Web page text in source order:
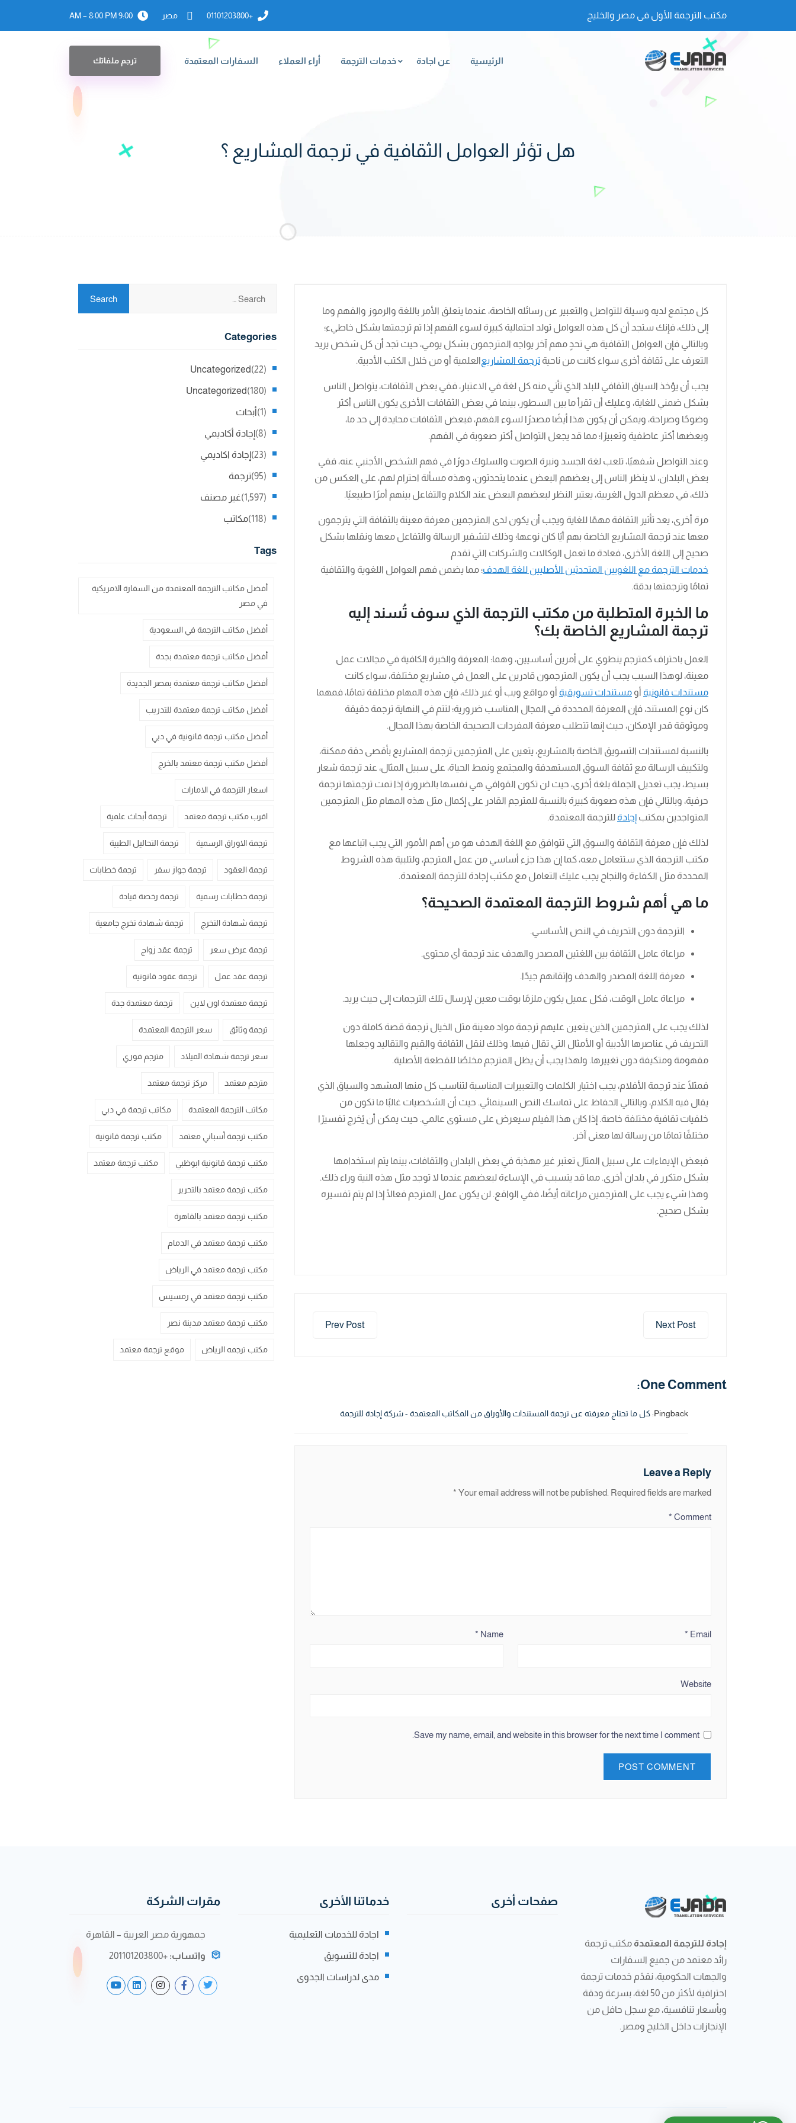
مكتب الترجمة الأول فى مصر والخليج +01101203800 مصر 9:00 AM – 8:00 PM
الرئيسية عن اجادة خدمات الترجمة أراء العملاء السفارات المعتمدة ترجم ملفاتك
هل تؤثر العوامل الثقافية في ترجمة المشاريع ؟
كل مجتمع لديه وسيلة للتواصل والتعبير عن رسائله الخاصة، عندما يتعلق الأمر باللغة والرموز والفهم وما
إلى ذلك، فإنك ستجد أن كل هذه العوامل تولد احتمالية كبيرة لسوء الفهم إذا تم ترجمتها بشكل خاطيء؛
وبالتالي فإن العوامل الثقافية هي تحدٍ مهم آخر يواجه المترجمون بشكل يومي، حيث تجد أن كل شخص يريد
التعرف على ثقافة أخرى سواء كانت من ناحية ترجمة المشاريعالعلمية أو من خلال الكتب الأدبية.
يجب أن يؤخذ السياق الثقافي للبلد الذي تأتي منه كل لغة في الاعتبار، ففي بعض الثقافات، يتواصل الناس
بشكل ضمني للغاية، وعليك أن تقرأ ما بين السطور، بينما في بعض الثقافات الأخرى يكون الناس أكثر
وضوحًا وصراحة، ويمكن أن يكون هذا أيضًا مصدرًا لسوء الفهم، فبعض الثقافات محايدة إلى حد ما،
وبعضها أكثر عاطفية وتعبيرًا؛ مما قد يجعل التواصل أكثر صعوبة في الفهم.
وعند التواصل شفهيًا، تلعب لغة الجسد ونبرة الصوت والسلوك دورًا في فهم الشخص الأجنبي عنه، ففي
بعض البلدان، لا ينظر الناس إلى بعضهم البعض عندما يتحدثون، وهذه مسألة احترام لهم، على العكس من
ذلك، في معظم الدول الغربية، يعتبر النظر لبعضهم البعض عند الكلام والتفاعل بينهم أمرًا طبيعيًا.
مرة أخرى، يعد تأثير الثقافة مهمًا للغاية ويجب أن يكون لدى المترجمين معرفة معينة بالثقافة التي يترجمون
معها عند ترجمة المشاريع الخاصة بهم أيًا كان نوعها؛ وذلك لتشفير الرسالة والتفاعل معها ونقلها بشكل
صحيح إلى اللغة الأخرى، فعادة ما تعمل الوكالات والشركات التي تقدم
خدمات الترجمة مع اللغويين المتحدثين الأصليين للغة الهدف؛ مما يضمن فهم العوامل اللغوية والثقافية
تمامًا وترجمتها بدقة.
ما الخبرة المتطلبة من مكتب الترجمة الذي سوف تُسند إليه
ترجمة المشاريع الخاصة بك؟
العمل باحتراف كمترجم ينطوي على أمرين أساسيين، وهما: المعرفة والخبرة الكافية في مجالات عمل
معينة، لوهذا السبب يجب أن يكون المترجمون قادرين على العمل في مشاريع مختلفة، سواء كانت
مستندات قانونية أو مستندات تسويقية أو مواقع ويب أو غير ذلك، فإن هذه المهام مختلفة تمامًا، فمهما
كان نوع المستند، فإن المعرفة المحددة في المجال المناسب ضرورية؛ لتتم في النهاية ترجمة دقيقة
وموثوقة قدر الإمكان، حيث إنها تتطلب معرفة المفردات الصحيحة الخاصة بهذا المجال.
بالنسبة لمستندات التسويق الخاصة بالمشاريع، يتعين على المترجمين ترجمة المشاريع بأقصى دقة ممكنة،
ولتكييف الرسالة مع ثقافة السوق المستهدفة والمجتمع ونمط الحياة، على سبيل المثال، عند ترجمة شعار
بسيط، يجب تعديل الجملة بلغة أخرى، حيث لن تكون القوافي هي نفسها بالضرورة إذا تمت ترجمتها ترجمة
حرفية، وبالتالي فإن هذه صعوبة كبيرة بالنسبة للمترجم القادر على إكمال مثل هذه المهام مثل المترجمين
المتواجدين بمكتب إجادة للترجمة المعتمدة.
لذلك فإن معرفة الثقافة والسوق التي تتوافق مع اللغة الهدف هو من أهم الأمور التي يجب اتباعها مع
مكتب الترجمة الذي ستتعامل معه، كما إن هذا جزء أساسي من عمل المترجم، ولتلبية هذه الشروط
المحددة مثل الكفاءة والنجاح يجب عليك التعامل مع مكتب إجادة للترجمة المعتمدة.
ما هي أهم شروط الترجمة المعتمدة الصحيحة؟
الترجمة دون التحريف في النص الأساسي.
مراعاة عامل الثقافة بين اللغتين المصدر والهدف عند ترجمة أي محتوى.
معرفة اللغة المصدر والهدف وإتقانهم جيدًا.
مراعاة عامل الوقت، فكل عميل يكون ملزمًا بوقت معين لإرسال تلك الترجمات إلى حيث يريد.
لذلك يجب على المترجمين الذين يتعين عليهم ترجمة مواد معينة مثل الخيال ترجمة قصة كاملة دون
التحريف في عناصرها الأدبية أو الأمثال التي تقال فيها. وذلك لنقل الثقافة والقيم والتقاليد وجعلها
مفهومة ومتكيفة دون تغييرها. ولهذا يجب أن يظل المترجم مخلصًا للقطعة الأصلية.
فمثلًا عند ترجمة الأفلام، يجب اختيار الكلمات والتعبيرات المناسبة لتناسب كل منها المشهد والسياق الذي
يقال فيه الكلام، وبالتالي الحفاظ على تماسك النص السينمائي. حيث أن الشخصيات غالبًا ما تكون من
خلفيات ثقافية مختلفة خاصة. إذا كان هذا الفيلم سيعرض على مستوى عالمي. حيث يمكن أن يُخرج تفسيرًا
مختلفًا تمامًا من رسالة لها معنى آخر.
فبعض الإيماءات على سبيل المثال تعتبر غير مهذبة في بعض البلدان والثقافات، بينما يتم استخدامها
بشكل متكرر في بلدان أخرى. مما قد يتسبب في الإساءة لبعضهم عندما لا توجد مثل هذه النية وراء ذلك.
وهذا شيء يجب على المترجمين مراعاته أيضًا، ففي الواقع. لن يكون عمل المترجم فعالًا إذا لم يتم تفسيره
بشكل صحيح.
Prev Post Next Post
One Comment:
Pingback: كل ما تحتاج معرفته عن ترجمة المستندات والأوراق من المكاتب المعتمدة - شركة إجادة للترجمة
Leave a Reply
Your email address will not be published. Required fields are marked
*
Comment
*
Name
* Email
*
Website
Save my name, email, and website in this browser for the next time I comment.
Categories
Uncategorized (22)
Uncategorized (180)
أبحاث (1)
إجادة أكاديمي (8)
إجادة اكاديمي (23)
ترجمة (95)
غير مصنف (1,597)
مكاتب (118)
Tags
أفضل مكاتب الترجمة المعتمدة من السفارة الامريكية
في مصر
أفضل مكاتب الترجمة في السعودية
أفضل مكاتب ترجمة معتمدة بجدة
أفضل مكاتب ترجمة معتمدة بمصر الجديدة
أفضل مكاتب ترجمة معتمدة للتدريب
أفضل مكتب ترجمة قانونية في دبي
أفضل مكتب ترجمة معتمد بالخرج
اسعار الترجمة في الامارات
اقرب مكتب ترجمة معتمد ترجمة أبحاث علمية
ترجمة الاوراق الرسمية ترجمة التحاليل الطبية
ترجمة العقود ترجمة جواز سفر ترجمة خطابات
ترجمة خطابات رسمية ترجمة رخصة قيادة
ترجمة شهادة التخرج ترجمة شهادة تخرج جامعية
ترجمة عرض سعر ترجمة عقد زواج
ترجمة عقد عمل ترجمة عقود قانونية
ترجمة معتمدة اون لاين ترجمة معتمدة جدة
ترجمة وثائق سعر الترجمة المعتمدة
سعر ترجمة شهادة الميلاد مترجم فوري
مترجم معتمد مركز ترجمة معتمد
مكاتب الترجمة المعتمدة مكاتب ترجمة في دبي
مكتب ترجمة أسباني معتمد مكتب ترجمة قانونية
مكتب ترجمة قانونية ابوظبي مكتب ترجمة معتمد
مكتب ترجمة معتمد بالتحرير
مكتب ترجمة معتمد بالقاهرة
مكتب ترجمة معتمد في الدمام
مكتب ترجمة معتمد في الرياض
مكتب ترجمة معتمد في رمسيس
مكتب ترجمة معتمد مدينة نصر
مكتب ترجمه الرياض موقع ترجمة معتمد
إجادة للترجمة المعتمدة مكتب ترجمة
رائد معتمد من جميع السفارات
والجهات الحكومية، نقدّم خدمات ترجمة
احترافية لأكثر من 50 لغة، بسرعة ودقة
وبأسعار تنافسية، مع سجل حافل من
الإنجازات داخل الخليج ومصر.
صفحات أخرى خدماتنا الأخرى
اجادة للخدمات التعليمية
اجادة للتسويق
مدى لدراسات الجدوى
مقرات الشركة
جمهورية مصر العربية – القاهرة
واتساب: +201101203800